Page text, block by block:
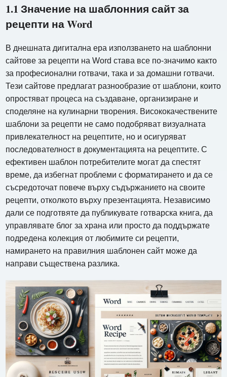
1.1 Значение на шаблонния сайт за
рецепти на Word
В днешната дигитална ера използването на шаблонни
сайтове за рецепти на Word става все по-значимо както
за професионални готвачи, така и за домашни готвачи.
Тези сайтове предлагат разнообразие от шаблони, които
опростяват процеса на създаване, организиране и
споделяне на кулинарни творения. Висококачествените
шаблони за рецепти не само подобряват визуалната
привлекателност на рецептите, но и осигуряват
последователност в документацията на рецептите. С
ефективен шаблон потребителите могат да спестят
време, да избегнат проблеми с форматирането и да се
съсредоточат повече върху съдържанието на своите
рецепти, отколкото върху презентацията. Независимо
дали се подготвяте да публикувате готварска книга, да
управлявате блог за храна или просто да поддържате
подредена колекция от любимите си рецепти,
намирането на правилния шаблонен сайт може да
направи съществена разлика.